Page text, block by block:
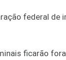
federal
ficarão